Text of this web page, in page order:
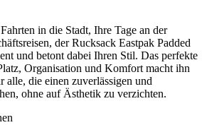
in die Stadt, Ihre Tage an der
der Rucksack Eastpak Padded
und betont dabei Ihren Stil. Das perfekte
Organisation und Komfort macht ihn
alle, die einen zuverlässigen und
ohne auf Ästhetik zu verzichten.